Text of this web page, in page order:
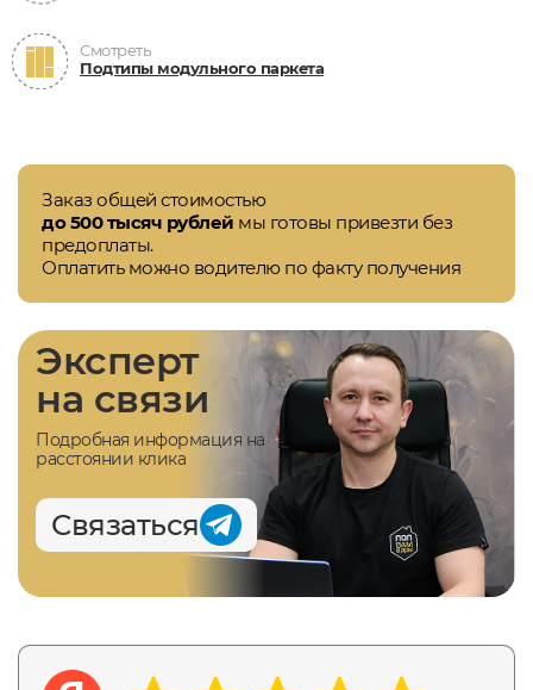
Смотреть
Подтипы модульного паркета
Заказ общей стоимостью
до 500 тысяч рублей мы готовы привезти без
предоплаты.
Оплатить можно водителю по факту получения
Эксперт
на связи
Подробная информация на
расстоянии клика
Связаться